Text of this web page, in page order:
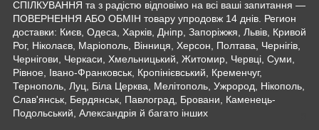
СПІЛКУВАННЯ та з радістю відповімо на всі ваші запитання —
ПОВЕРНЕННЯ АБО ОБМІН товару упродовж 14 днів. Регион
доставки: Києв, Одеса, Харків, Дніпр, Запоріжжя, Львів, Кривой
Рог, Ніколаєв, Маріополь, Вінниця, Херсон, Полтава, Чернігів,
Чернігови, Черкаси, Хмельницький, Житомир, Червці, Суми,
Рівное, Івано-Франковськ, Кропінієвський, Кременчуг,
Тернополь, Луц, Біла Церква, Мелітополь, Ужрород, Нікополь,
Слав'янськ, Бердянськ, Павлоград, Бровани, Каменець-
Подольський, Александрія й багато інших